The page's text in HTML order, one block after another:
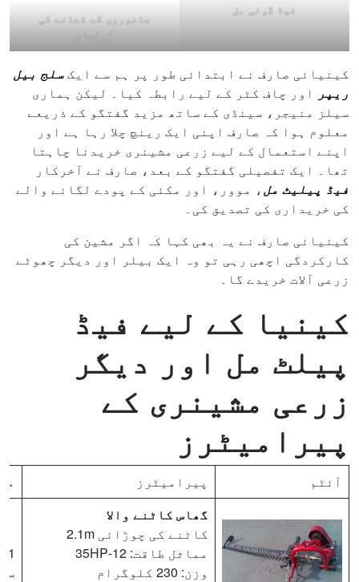
فیڈ گولی مل
جانوروں کے کھانے کی
گولیاں
کینیائی صارف نے ابتدائی طور پر ہم سے ایکسلج بیل
ریپر
اور چاف کٹر کے لیے رابطہ کیا۔ لیکن ہماری
سیلز منیجر، سینڈی کے ساتھ مزید گفتگو کے ذریعے
معلوم ہوا کہ صارف اپنی ایک رینچ چلا رہا ہے اور
اپنے استعمال کے لیے زرعی مشینری خریدنا چاہتا
تھا۔ ایک تفصیلی گفتگو کے بعد، صارف نے آخرکار
فیڈ پیلیٹ مل، موور، اور مکئی کے پودے لگانے والے
کی خریداری کی تصدیق کی۔
کینیائی صارف نے یہ بھی کہا کہ اگر مشین کی
کارکردگی اچھی رہی تو وہ ایک بیلر اور دیگر چھوٹے
زرعی آلات خریدے گا۔
کینیا کے لیے فیڈ
پیلٹ مل اور دیگر
زرعی مشینری کے
پیرامیٹرز
آئٹم پیرامیٹرز
گھاس کاٹنے والا
کاٹنے کی چوڑائی 2.1m
مماثل طاقت: 12-35HP
وزن: 230 کلوگرام
سی